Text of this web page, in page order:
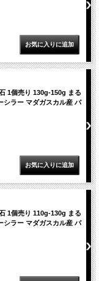
1個売り 130g-150g まる
シラー マダガスカル産 パ
1個売り 110g-130g まる
シラー マダガスカル産 パ